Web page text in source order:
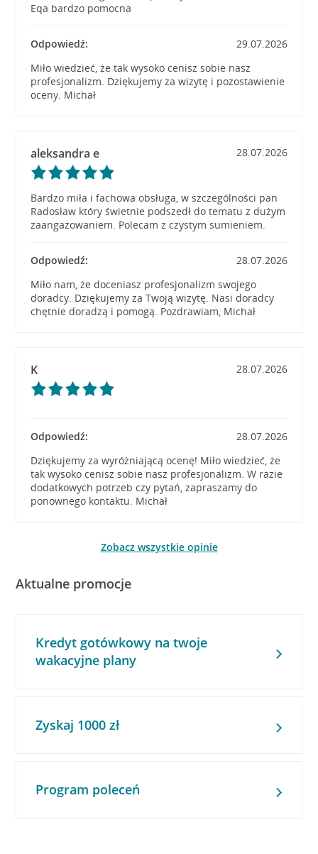
Eqa bardzo pomocna
Odpowiedź:
29.07.2026
Miło wiedzieć, że tak wysoko cenisz sobie nasz
profesjonalizm. Dziękujemy za wizytę i pozostawienie
oceny. Michał
aleksandra e 28.07.2026
Bardzo miła i fachowa obsługa, w szczególności pan
Radosław który świetnie podszedł do tematu z dużym
zaangażowaniem. Polecam z czystym sumieniem.
Odpowiedź:
28.07.2026
Miło nam, że doceniasz profesjonalizm swojego
doradcy. Dziękujemy za Twoją wizytę. Nasi doradcy
chętnie doradzą i pomogą. Pozdrawiam, Michał
K 28.07.2026
Odpowiedź:
28.07.2026
Dziękujemy za wyróżniającą ocenę! Miło wiedzieć, że
tak wysoko cenisz sobie nasz profesjonalizm. W razie
dodatkowych potrzeb czy pytań, zapraszamy do
ponownego kontaktu. Michał
Zobacz wszystkie opinie
Aktualne promocje
Kredyt gotówkowy na twoje
wakacyjne plany
Zyskaj 1000 zł
Program poleceń